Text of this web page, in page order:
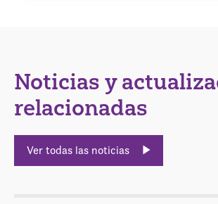
Noticias y
relacionadas
Ver todas las noticias